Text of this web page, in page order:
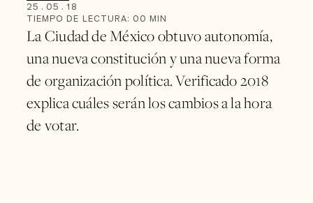
25 . 05 . 18
TIEMPO DE LECTURA: 00 MIN
La Ciudad de México obtuvo autonomía,
una nueva constitución y una nueva forma
de organización política. Verificado 2018
explica cuáles serán los cambios a la hora
de votar.